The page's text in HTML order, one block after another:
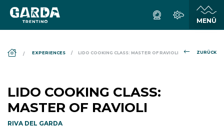
ZURÜCK
DS_BREADCRUMB.HOME
EXPERIENCES LIDO COOKING CLASS: MASTER OF RAVIOLI
LIDO COOKING CLASS:
MASTER OF RAVIOLI
RIVA DEL GARDA